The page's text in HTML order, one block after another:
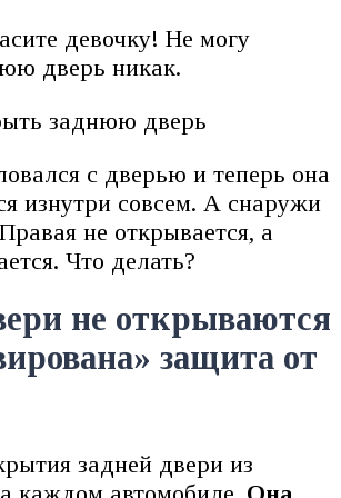
девочку! Не могу
дверь никак.
заднюю дверь
с дверью и теперь она
изнутри совсем. А снаружи
не открывается, а
Что делать?
не открываются
защита от
задней двери из